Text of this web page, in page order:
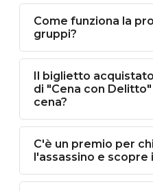
Come funziona la
gruppi?
Il biglietto
di "Cena con
cena?
C'è un premio per
l'assassino e scopre